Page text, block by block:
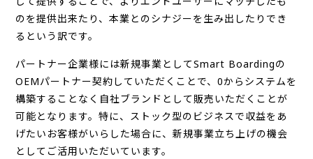
のを提供出来たり、本業とのシナジーを生み出したりでき
るという訳です。
パートナー企業様には新規事業としてSmart Boardingの
OEMパートナー契約していただくことで、0からシステムを
構築することなく自社ブランドとして販売いただくことが
可能となります。特に、ストック型のビジネスで収益をあ
げたいお客様がいらした場合に、新規事業立ち上げの機会
としてご活用いただいています。